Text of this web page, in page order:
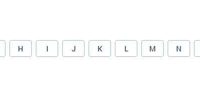
H I J K L M N